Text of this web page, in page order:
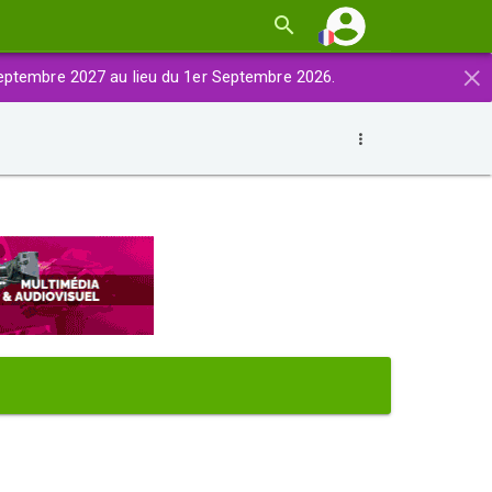
×
2027 au lieu du 1er Septembre 2026.